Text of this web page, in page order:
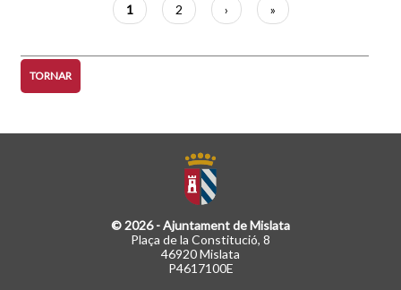
Pàgina
actual
1 Pàgina
2
Pàgina
següent
›
Última
pàgina
»
TORNAR
© 2026 - Ajuntament de Mislata
Plaça de la Constitució, 8
46920 Mislata
P4617100E